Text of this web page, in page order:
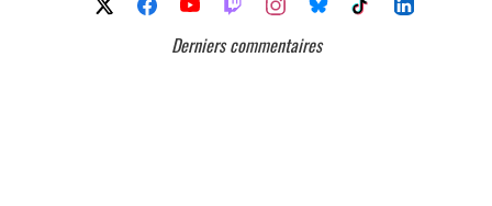
Derniers commentaires